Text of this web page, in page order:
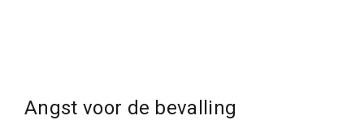
Angst voor de bevalling